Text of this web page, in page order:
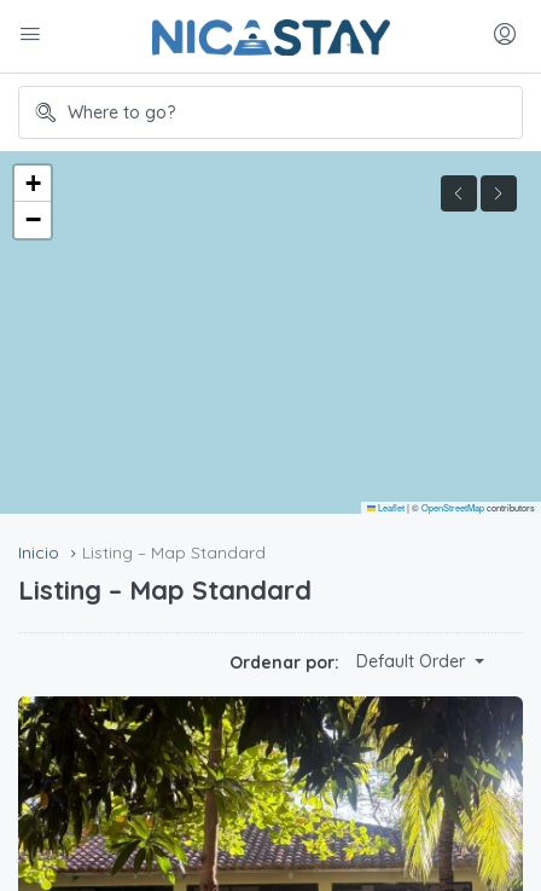
+
−
Leaflet|©OpenStreetMapcontributors
Inicio Listing – Map Standard
Listing – Map Standard
Ordenar por: Default Order